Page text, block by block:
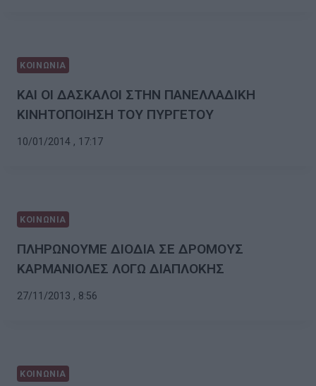
ΚΟΙΝΩΝΙΑ
ΚΑΙ ΟΙ ΔΑΣΚΑΛΟΙ ΣΤΗΝ ΠΑΝΕΛΛΑΔΙΚΗ
ΚΙΝΗΤΟΠΟΙΗΣΗ ΤΟΥ ΠΥΡΓΕΤΟΥ
10/01/2014 , 17:17
ΚΟΙΝΩΝΙΑ
ΠΛΗΡΩΝΟΥΜΕ ΔΙΟΔΙΑ ΣΕ ΔΡΟΜΟΥΣ
ΚΑΡΜΑΝΙΟΛΕΣ ΛΟΓΩ ΔΙΑΠΛΟΚΗΣ
27/11/2013 , 8:56
ΚΟΙΝΩΝΙΑ